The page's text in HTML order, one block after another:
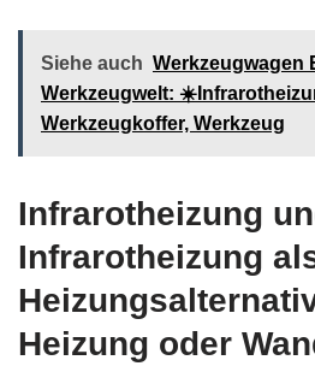
Siehe auch Werkzeugwagen
Werkzeugwelt:
Werkzeugkoffer, Werkzeug
Infrarotheizung
Infrarotheizung
Heizung oder